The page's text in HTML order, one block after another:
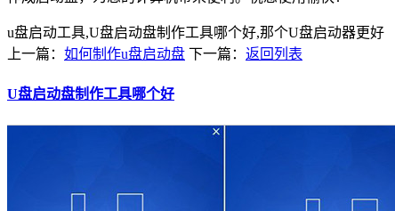
u盘启动工具,U盘启动盘制作工具哪个好,那个U盘启动器更好
上一篇： 如何制作u盘启动盘 下一篇： 返回列表
U盘启动盘制作工具哪个好